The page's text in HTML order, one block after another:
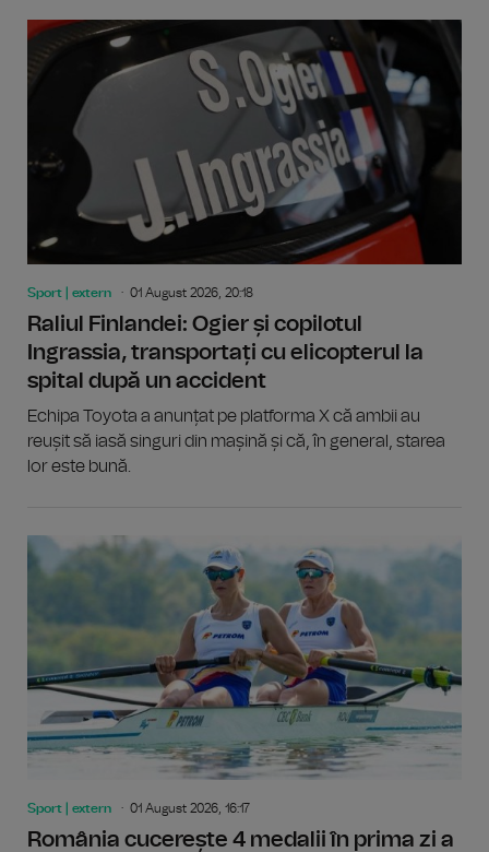
Sport | extern 01 August 2026, 20:18
Raliul Finlandei: Ogier și copilotul
Ingrassia, transportați cu elicopterul la
spital după un accident
Echipa Toyota a anunțat pe platforma X că ambii au
reușit să iasă singuri din mașină și că, în general, starea
lor este bună.
Sport | extern 01 August 2026, 16:17
România cucerește 4 medalii în prima zi a